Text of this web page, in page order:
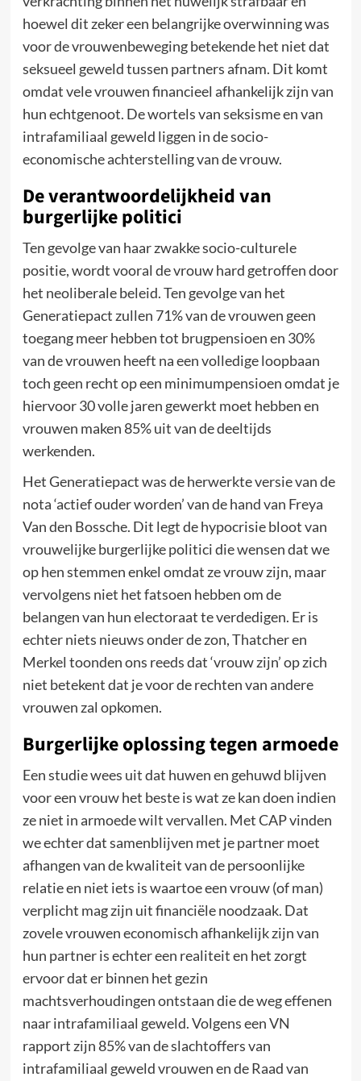
hoewel dit zeker een belangrijke overwinning was
voor de vrouwenbeweging betekende het niet dat
seksueel geweld tussen partners afnam. Dit komt
omdat vele vrouwen financieel afhankelijk zijn van
hun echtgenoot. De wortels van seksisme en van
intrafamiliaal geweld liggen in de socio-
economische achterstelling van de vrouw.
De verantwoordelijkheid van
burgerlijke politici
Ten gevolge van haar zwakke socio-culturele
positie, wordt vooral de vrouw hard getroffen door
het neoliberale beleid. Ten gevolge van het
Generatiepact zullen 71% van de vrouwen geen
toegang meer hebben tot brugpensioen en 30%
van de vrouwen heeft na een volledige loopbaan
toch geen recht op een minimumpensioen omdat je
hiervoor 30 volle jaren gewerkt moet hebben en
vrouwen maken 85% uit van de deeltijds
werkenden.
Het Generatiepact was de herwerkte versie van de
nota ‘actief ouder worden’ van de hand van Freya
Van den Bossche. Dit legt de hypocrisie bloot van
vrouwelijke burgerlijke politici die wensen dat we
op hen stemmen enkel omdat ze vrouw zijn, maar
vervolgens niet het fatsoen hebben om de
belangen van hun electoraat te verdedigen. Er is
echter niets nieuws onder de zon, Thatcher en
Merkel toonden ons reeds dat ‘vrouw zijn’ op zich
niet betekent dat je voor de rechten van andere
vrouwen zal opkomen.
Burgerlijke oplossing tegen armoede
Een studie wees uit dat huwen en gehuwd blijven
voor een vrouw het beste is wat ze kan doen indien
ze niet in armoede wilt vervallen. Met CAP vinden
we echter dat samenblijven met je partner moet
afhangen van de kwaliteit van de persoonlijke
relatie en niet iets is waartoe een vrouw (of man)
verplicht mag zijn uit financiële noodzaak. Dat
zovele vrouwen economisch afhankelijk zijn van
hun partner is echter een realiteit en het zorgt
ervoor dat er binnen het gezin
machtsverhoudingen ontstaan die de weg effenen
naar intrafamiliaal geweld. Volgens een VN
rapport zijn 85% van de slachtoffers van
intrafamiliaal geweld vrouwen en de Raad van